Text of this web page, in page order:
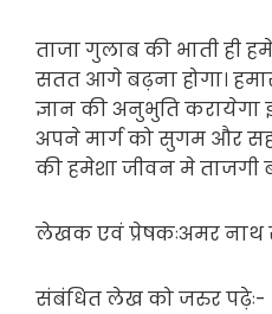
ताजा गुलाब की भाती ही
सतत आगे बढ़ना होगा।
ज्ञान की अनुभुति
अपने मार्ग को सुगम और
की हमेशा जीवन मे ताजगी
लेखक एवं प्रेषकःअमर नाथ
संबंधित लेख को जरुर पढ़ेः-